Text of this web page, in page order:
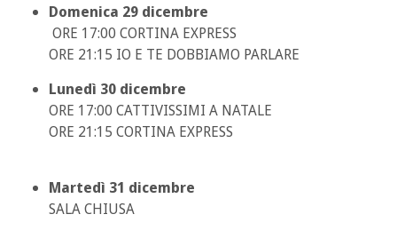
Domenica 29 dicembre
ORE 17:00 CORTINA EXPRESS
ORE 21:15 IO E TE DOBBIAMO PARLARE
Lunedì 30 dicembre
ORE 17:00 CATTIVISSIMI A NATALE
ORE 21:15 CORTINA EXPRESS
Martedì 31 dicembre
SALA CHIUSA